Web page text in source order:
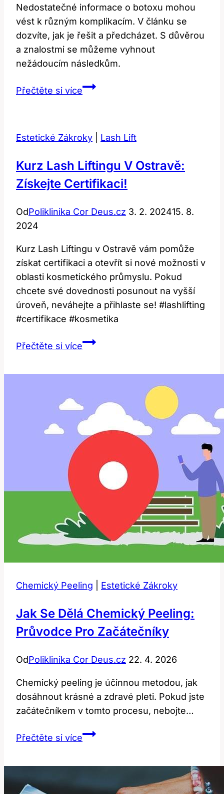
Nedostatečné informace o botoxu mohou
vést k různým komplikacím. V článku se
dozvíte, jak je řešit a předcházet. S důvěrou
a znalostmi se můžeme vyhnout
nežádoucím následkům.
Přečtěte si víceKomplikace
je
a
předcházet?
Estetické Zákroky Lash Lift
Kurz Lash Liftingu V Ostravě:
Získejte Certifikaci!
OdPoliklinika Cor Deus.cz 3. 2. 202415. 8.
2024
Kurz Lash Liftingu v Ostravě vám pomůže
získat certifikaci a otevřít si nové možnosti v
oblasti kosmetického průmyslu. Pokud
chcete své dovednosti posunout na vyšší
úroveň, neváhejte a přihlaste se! #lashlifting
#certifikace #kosmetika
Přečtěte si víceKurz
Získejte
Chemický Peeling Estetické Zákroky
Jak Se Dělá Chemický Peeling:
Průvodce Pro Začátečníky
OdPoliklinika Cor Deus.cz 22. 4. 2026
Chemický peeling je účinnou metodou, jak
dosáhnout krásné a zdravé pleti. Pokud jste
začátečníkem v tomto procesu, nebojte…
Přečtěte si víceJak
Peeling: